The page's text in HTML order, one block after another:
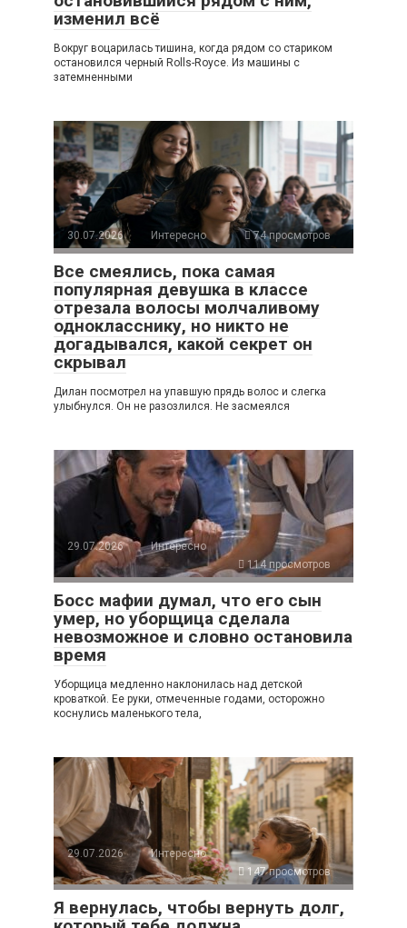
изменил всё
Вокруг воцарилась тишина, когда рядом со стариком
остановился черный Rolls-Royce. Из машины с
затемненными
30.07.2026 Интересно 74 просмотров
Все смеялись, пока самая
популярная девушка в классе
отрезала волосы молчаливому
однокласснику, но никто не
догадывался, какой секрет он
скрывал
Дилан посмотрел на упавшую прядь волос и слегка
улыбнулся. Он не разозлился. Не засмеялся
29.07.2026
Интересно
114 просмотров
Босс мафии думал, что его сын
умер, но уборщица сделала
невозможное и словно остановила
время
Уборщица медленно наклонилась над детской
кроваткой. Ее руки, отмеченные годами, осторожно
коснулись маленького тела,
29.07.2026
Интересно
147 просмотров
Я вернулась, чтобы вернуть долг,